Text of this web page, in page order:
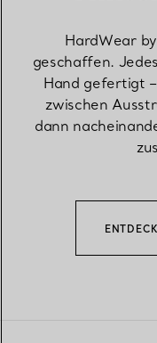
HardWear
geschaffen.
Hand gefertigt
zwischen
dann